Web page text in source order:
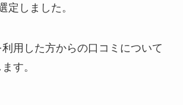
定しました。
用した方からの口コミについて
す。